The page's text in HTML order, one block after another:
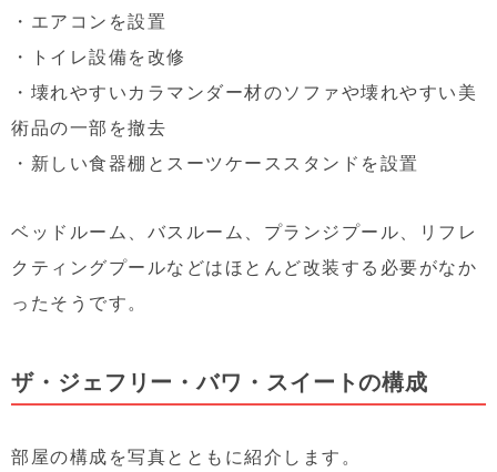
・エアコンを設置
・トイレ設備を改修
・壊れやすいカラマンダー材のソファや壊れやすい美
術品の一部を撤去
・新しい食器棚とスーツケーススタンドを設置
ベッドルーム、バスルーム、プランジプール、リフレ
クティングプールなどはほとんど改装する必要がなか
ったそうです。
ザ・ジェフリー・バワ・スイートの構成
部屋の構成を写真とともに紹介します。